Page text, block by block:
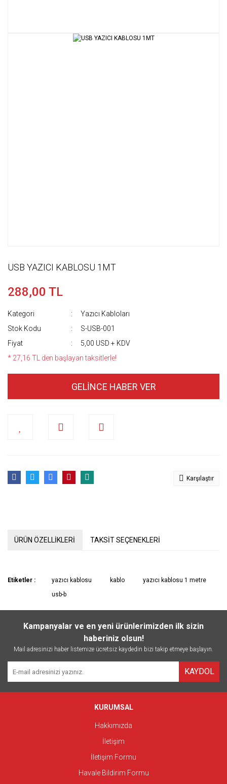
USB YAZICI KABLOSU 1MT
288,00 TL
Kategori
Yazıcı Kabloları
Stok Kodu
S-USB-001
Fiyat
5,00 USD + KDV
* 27,16 TL den başlayan taksitlerle!
GELİNCE HABER VER
Karşılaştır
ÜRÜN ÖZELLİKLERİ TAKSİT SEÇENEKLERİ
Etiketler : yazıcı kablosu kablo
yazıcı kablosu 1 metre
usb-b
Kampanyalar ve en yeni ürünlerimizden ilk sizin
haberiniz olsun!
Mail adresinizi haber listemize ücretsiz kaydedin bizi takip etmeye başlayın.
KAYDOL
KURUMSAL
Hakkımızda
İletişim
İletişim Formu
Havale Bildirim Formu